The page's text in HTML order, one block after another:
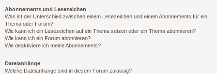
Abonnements und Lesezeichen
Was ist der Unterschied zwischen einem Lesezeichen und einem Abonnements für ein
Thema oder Forum?
Wie kann ich ein Lesezeichen auf ein Thema setzen oder ein Thema abonnieren?
Wie kann ich ein Forum abonnieren?
Wie deaktiviere ich meine Abonnements?
Dateianhänge
Welche Dateianhänge sind in diesem Forum zulässig?